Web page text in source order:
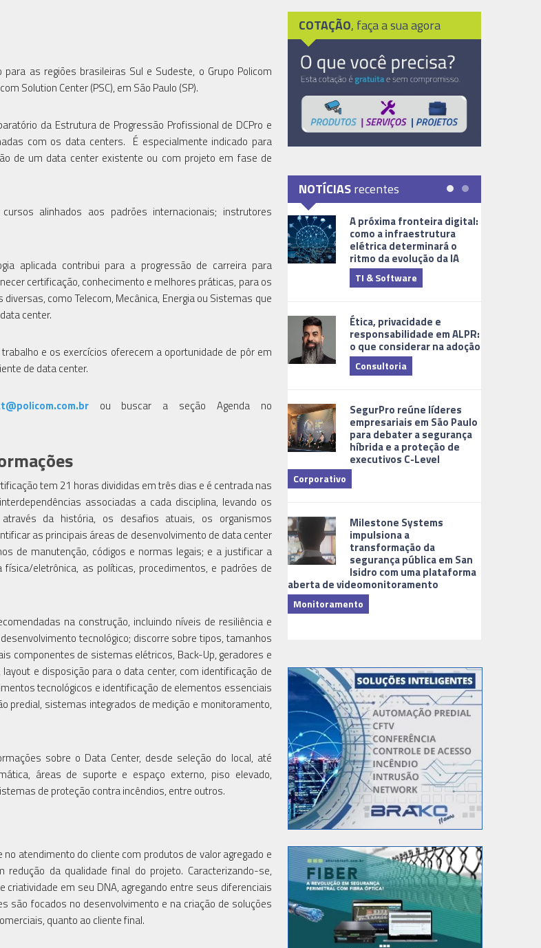
as regiões brasileiras Sul e Sudeste, o Grupo Policom
Solution Center (PSC), em São Paulo (SP).
da Estrutura de Progressão Profissional de DCPro e
com os data centers. É especialmente indicado para
de um data center existente ou com projeto em fase de
alinhados aos padrões internacionais; instrutores
aplicada contribui para a progressão de carreira para
certificação, conhecimento e melhores práticas, para os
como Telecom, Mecânica, Energia ou Sistemas que
center.
e os exercícios oferecem a oportunidade de pôr em
de data center.
ou buscar a seção Agenda no
tem 21 horas divididas em três dias e é centrada nas
associadas a cada disciplina, levando os
da história, os desafios atuais, os organismos
as principais áreas de desenvolvimento de data center
de manutenção, códigos e normas legais; e a justificar a
eletrônica, as políticas, procedimentos, e padrões de
na construção, incluindo níveis de resiliência e
tecnológico; discorre sobre tipos, tamanhos
componentes de sistemas elétricos, Back-Up, geradores e
e disposição para o data center, com identificação de
tecnológicos e identificação de elementos essenciais
predial, sistemas integrados de medição e monitoramento,
sobre o Data Center, desde seleção do local, até
áreas de suporte e espaço externo, piso elevado,
de proteção contra incêndios, entre outros.
no atendimento do cliente com produtos de valor agregado e
da qualidade final do projeto. Caracterizando-se,
em seu DNA, agregando entre seus diferenciais
são focados no desenvolvimento e na criação de soluções
quanto ao cliente final.
COTAÇÃO, faça a sua agora
NOTÍCIASrecentes
A próxima fronteira digital:
como a infraestrutura
elétrica determinará o
ritmo da evolução da IA
TI & Software
Ética, privacidade e
responsabilidade em ALPR:
o que considerar na adoção
Consultoria
SegurPro reúne líderes
empresariais em São Paulo
para debater a segurança
híbrida e a proteção de
executivos C-Level
Corporativo
Milestone Systems
impulsiona a
transformação da
segurança pública em San
Isidro com uma plataforma
aberta de videomonitoramento
Monitoramento